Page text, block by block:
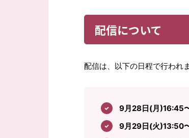
配信について
配信は、以下の日程で行われま
9月28日(月)16:45
9月29日(火)13:50